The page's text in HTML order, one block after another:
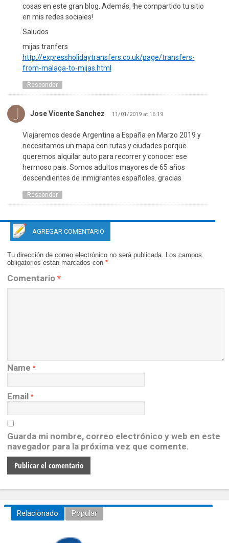
cosas en este gran blog. Además, !he compartido tu sitio
en mis redes sociales!
Saludos
mijas tranfers
http://expressholidaytransfers.co.uk/page/transfers-
from-malaga-to-mijas.html
Responder
Jose Vicente Sanchez 11/01/2019 at 16:19
Viajaremos desde Argentina a España en Marzo 2019 y
necesitamos un mapa con rutas y ciudades porque
queremos alquilar auto para recorrer y conocer ese
hermoso pais. Somos adultos mayores de 65 años
descendientes de inmigrantes españoles. gracias
Responder
AGREGAR COMENTARIO
Tu dirección de correo electrónico no será publicada.
Los campos
obligatorios están marcados con *
Comentario *
Name *
Email *
Guarda mi nombre, correo electrónico y web en este
navegador para la próxima vez que comente.
Relacionado Popular